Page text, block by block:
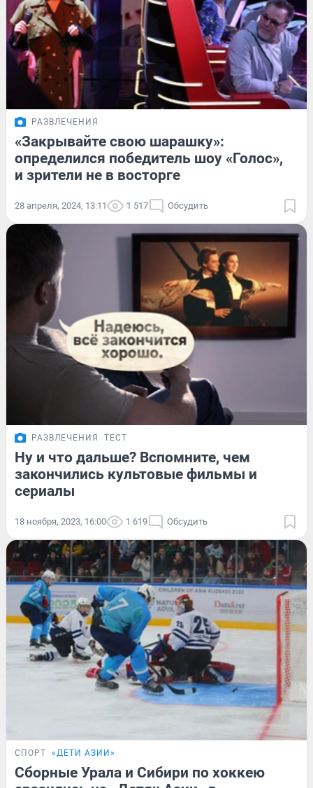
РАЗВЛЕЧЕНИЯ
«Закрывайте свою шарашку»:
определился победитель шоу «Голос»,
и зрители не в восторге
28 апреля, 2024, 13:11 1 517 Обсудить
РАЗВЛЕЧЕНИЯ ТЕСТ
Ну и что дальше? Вспомните, чем
закончились культовые фильмы и
сериалы
18 ноября, 2023, 16:00 1 619 Обсудить
СПОРТ «ДЕТИ АЗИИ»
Сборные Урала и Сибири по хоккею